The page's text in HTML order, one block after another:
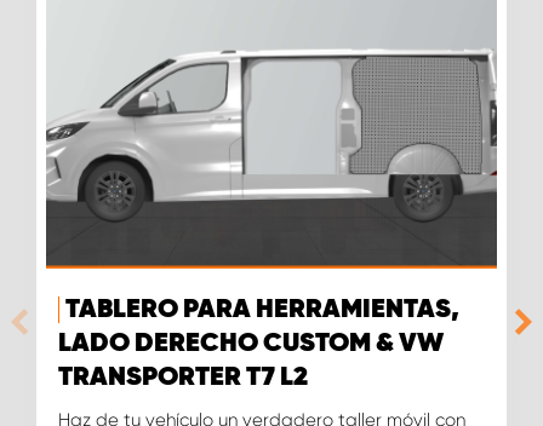
TABLERO PARA HERRAMIENTAS,
LADO DERECHO CUSTOM & VW
TRANSPORTER T7 L2
Haz de tu vehículo un verdadero taller móvil con